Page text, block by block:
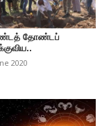
தோண்டப்
2020